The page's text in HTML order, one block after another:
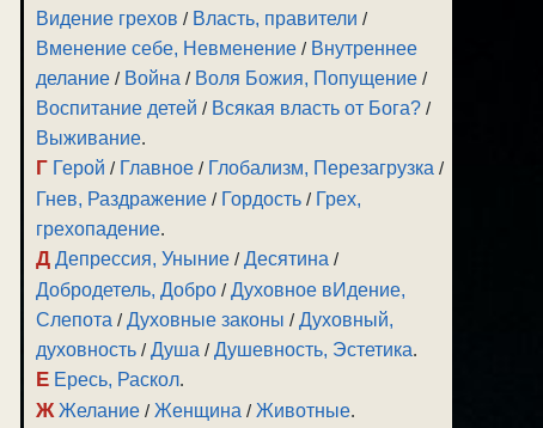
Видение грехов / Власть, правители /
Вменение себе, Невменение / Внутреннее
делание / Война / Воля Божия, Попущение /
Воспитание детей / Всякая власть от Бога? /
Выживание.
Г Герой / Главное / Глобализм, Перезагрузка /
Гнев, Раздражение / Гордость / Грех,
грехопадение.
Д Депрессия, Уныние /Десятина /
Добродетель, Добро /Духовное вИдение,
Слепота /Духовные законы /Духовный,
духовность /Душа /Душевность, Эстетика.
Е Ересь, Раскол.
Ж Желание /Женщина /Животные.